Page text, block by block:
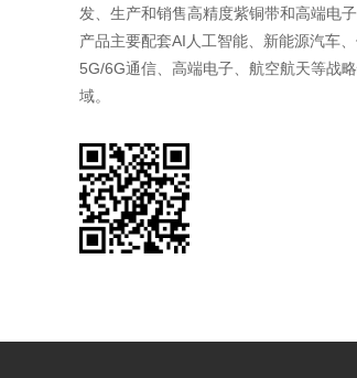
发、生产和销售高精度紫铜带和高端电子
产品主要配套AI人工智能、新能源汽车、
5G/6G通信、高端电子、航空航天等战
域。